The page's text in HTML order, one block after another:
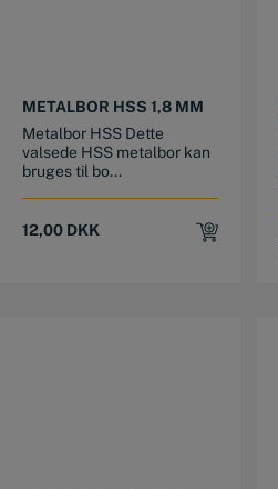
METALBOR HSS 1,8 MM
Metalbor HSS Dette
valsede HSS metalbor kan
bruges til bo...
12,00 DKK